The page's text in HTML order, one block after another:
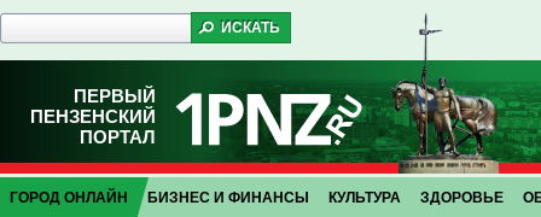
ПЕРВЫЙ
ПЕНЗЕНСКИЙ
ПОРТАЛ
ГОРОД ОНЛАЙН БИЗНЕС И ФИНАНСЫ КУЛЬТУРА ЗДОРОВЬЕ